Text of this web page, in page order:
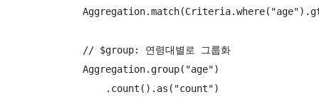
            // $group: 연령대별로 그룹화
            Aggregation.group("age")
                .count().as("count")